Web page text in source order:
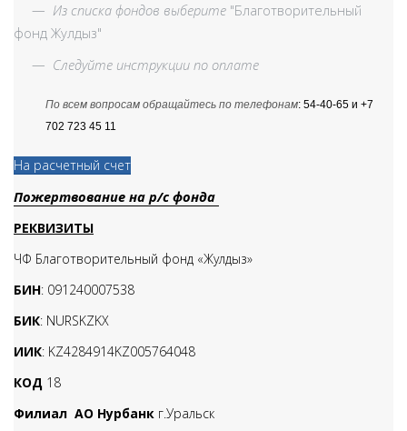
— Из списка фондов выберите "Благотворительный
фонд Жулдыз"
— Следуйте инструкции по оплате
По всем вопросам обращайтесь по телефонам: 54-40-65 и +7
702 723 45 11
На расчетный счет
Пожертвование на р/с фонда
РЕКВИЗИТЫ
ЧФ Благотворительный фонд «Жулдыз»
БИН: 091240007538
БИК: NURSKZKX
ИИК: KZ4284914KZ005764048
КОД 18
Филиал АО Нурбанк г.Уральск